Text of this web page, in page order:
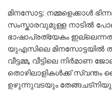
മിനസോട്ട: നമ്മളെക്കാൾ
സംസ്കാരവുമുള്ള നാടിൽ
ഭാഷാപ്രത്യേകം
യുഎസിലെ മിനസോട്ടയിൽ
വീട്ടമ്മ, വീട്ടിലെ നിർമാണ
തൊഴിലാളികൾക്ക് സ്വന്തം
ഉഴുന്നുവടയും